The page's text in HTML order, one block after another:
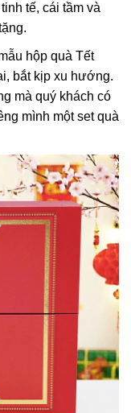
tế, cái tầm và
hộp quà Tết
bắt kịp xu hướng.
mà quý khách có
mình một set quà